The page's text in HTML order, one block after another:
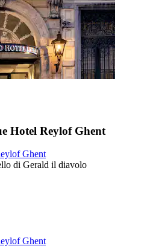
Hotel Reylof Ghent
Ghent
di Gerald il diavolo
Ghent